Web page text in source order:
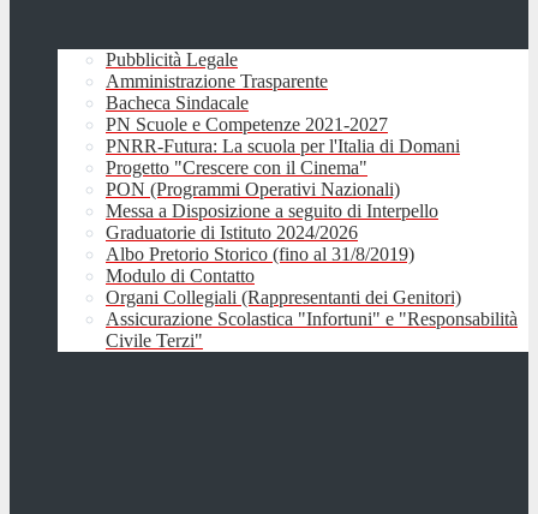
Pubblicità Legale
Amministrazione Trasparente
Bacheca Sindacale
PN Scuole e Competenze 2021-2027
PNRR-Futura: La scuola per l'Italia di Domani
Progetto "Crescere con il Cinema"
PON (Programmi Operativi Nazionali)
Messa a Disposizione a seguito di Interpello
Graduatorie di Istituto 2024/2026
Albo Pretorio Storico (fino al 31/8/2019)
Modulo di Contatto
Organi Collegiali (Rappresentanti dei Genitori)
Assicurazione Scolastica "Infortuni" e "Responsabilità
Civile Terzi"